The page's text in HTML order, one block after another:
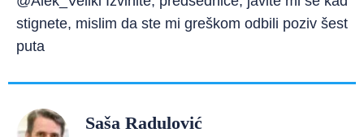
stignete, mislim da ste mi greškom odbili poziv šest
puta
Saša Radulović